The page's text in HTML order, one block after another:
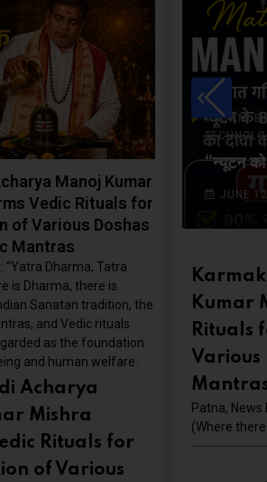
Manoj Kumar
Vedic Rituals for
of Various Doshas
Mantras
“Yatra Dharma, Tatra
is Dharma, there is
Sanatan tradition, the
and Vedic rituals
as the foundation
and human welfare.
Acharya
Mishra
Rituals for
of Various
Vedic Rituals
ASSAM ,
“न्यूटन को
JUNE
Kumar
Rituals
Various
Patna, News
(Where